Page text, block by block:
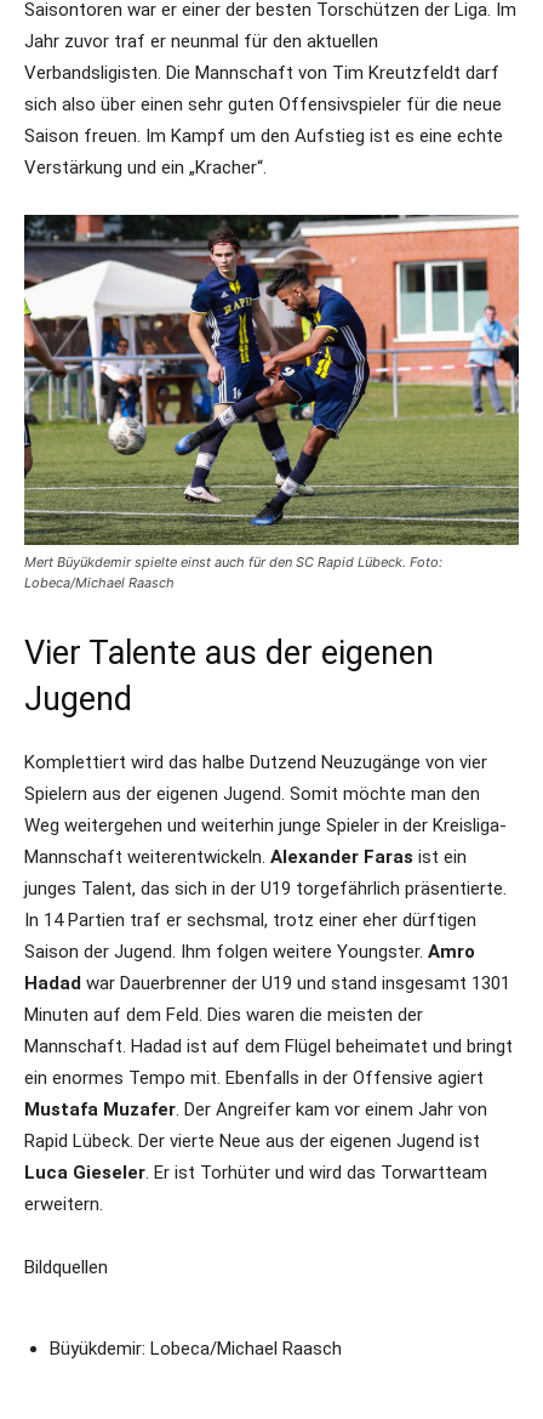
Saisontoren war er einer der besten Torschützen der Liga. Im
Jahr zuvor traf er neunmal für den aktuellen
Verbandsligisten. Die Mannschaft von Tim Kreutzfeldt darf
sich also über einen sehr guten Offensivspieler für die neue
Saison freuen. Im Kampf um den Aufstieg ist es eine echte
Verstärkung und ein „Kracher“.
Mert Büyükdemir spielte einst auch für den SC Rapid Lübeck. Foto:
Lobeca/Michael Raasch
Vier Talente aus der eigenen
Jugend
Komplettiert wird das halbe Dutzend Neuzugänge von vier
Spielern aus der eigenen Jugend. Somit möchte man den
Weg weitergehen und weiterhin junge Spieler in der Kreisliga-
Mannschaft weiterentwickeln. Alexander Faras ist ein
junges Talent, das sich in der U19 torgefährlich präsentierte.
In 14 Partien traf er sechsmal, trotz einer eher dürftigen
Saison der Jugend. Ihm folgen weitere Youngster. Amro
Hadad war Dauerbrenner der U19 und stand insgesamt 1301
Minuten auf dem Feld. Dies waren die meisten der
Mannschaft. Hadad ist auf dem Flügel beheimatet und bringt
ein enormes Tempo mit. Ebenfalls in der Offensive agiert
Mustafa Muzafer. Der Angreifer kam vor einem Jahr von
Rapid Lübeck. Der vierte Neue aus der eigenen Jugend ist
Luca Gieseler. Er ist Torhüter und wird das Torwartteam
erweitern.
Bildquellen
Büyükdemir: Lobeca/Michael Raasch